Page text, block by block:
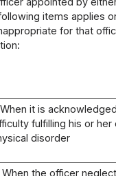
items applies
for that
When it is
fulfilling his or
disorder
When the officer